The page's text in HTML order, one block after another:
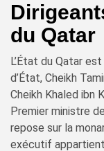
du Qatar
L’État du Qatar
d’État, Cheikh
Cheikh Khaled ibn
Premier ministre
repose sur la
exécutif